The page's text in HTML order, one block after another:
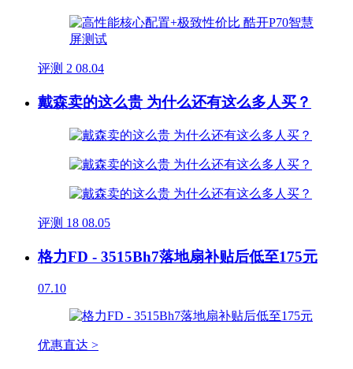
评测 2 08.04
戴森卖的这么贵 为什么还有这么多人买？
评测 18 08.05
格力FD - 3515Bh7落地扇补贴后低至175元
07.10
优惠直达 >